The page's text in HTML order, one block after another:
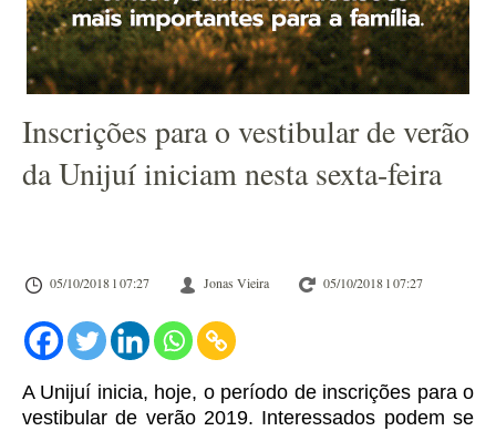
Inscrições para o vestibular de verão
da Unijuí iniciam nesta sexta-feira
05/10/2018 l 07:27 Jonas Vieira 05/10/2018 l 07:27
A Unijuí inicia, hoje, o período de inscrições para o
vestibular de verão 2019. Interessados podem se